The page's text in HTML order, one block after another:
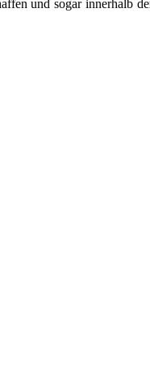
und sogar innerhalb